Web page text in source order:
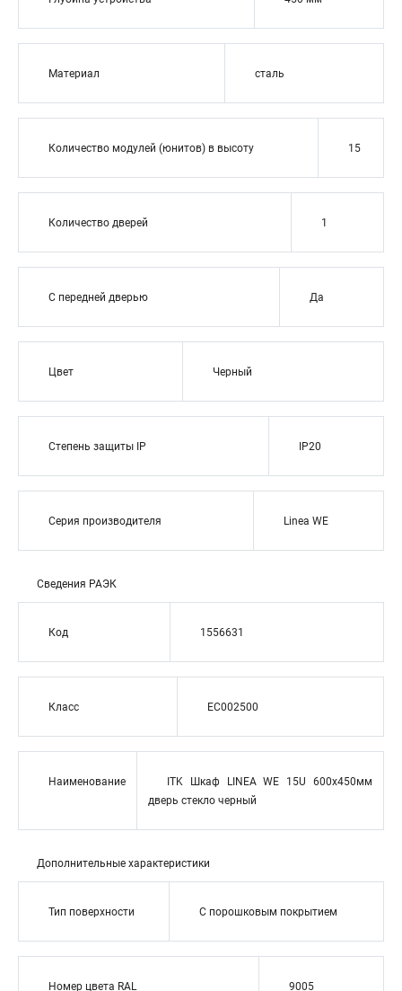
Материал сталь
Количество модулей (юнитов) в высоту 15
Количество дверей 1
С передней дверью Да
Цвет Черный
Степень защиты IP IP20
Серия производителя Linea WE
Сведения РАЭК
Код 1556631
Класс EC002500
Наименование
ITK Шкаф LINEA WE 15U 600x450мм
дверь стекло черный
Дополнительные характеристики
Тип поверхности С порошковым покрытием
Номер цвета RAL 9005